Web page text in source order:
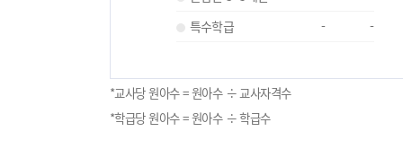
특수학급
- -
*교사당 원아수 = 원아수 ÷ 교사자격수
*학급당 원아수 = 원아수 ÷ 학급수